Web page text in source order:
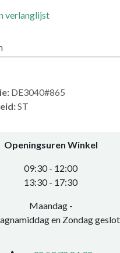
verlanglijst
DE3040#865
ST
Openingsuren Winkel
0​9:30 - 12:00
​13:30 - 17:30​
Maandag -
en Zondag